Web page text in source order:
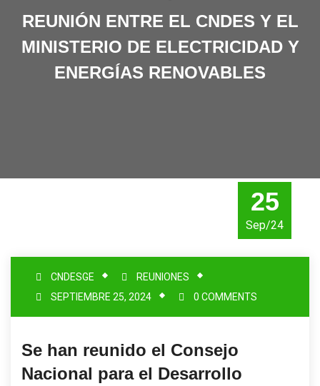
REUNIÓN ENTRE EL CNDES Y EL
MINISTERIO DE ELECTRICIDAD Y
ENERGÍAS RENOVABLES
25
Sep/24
CNDESGE
REUNIONES
SEPTIEMBRE 25, 2024
0 COMMENTS
Se han reunido el Consejo
Nacional para el Desarrollo